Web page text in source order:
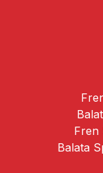
Fren
Balata